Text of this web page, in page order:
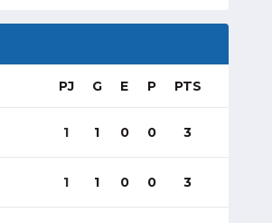
PJ G E P PTS
1 1 0 0 3
1 1 0 0 3